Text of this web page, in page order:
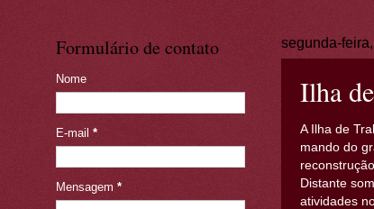
segunda-
Ilha
A Ilha de
mando do
Distante
atividades
Formulário de contato
Nome
E-mail *
Mensagem *